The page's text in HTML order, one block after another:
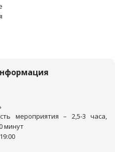
мероприятия – 2,5-3 часа,
минут